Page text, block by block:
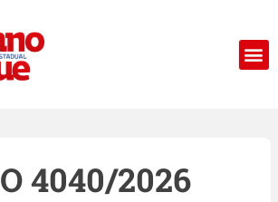
4040/2026